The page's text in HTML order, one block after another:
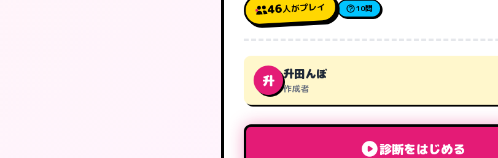
46人がプレイ 10問
升 升田んぼ
作成者
診断をはじめる